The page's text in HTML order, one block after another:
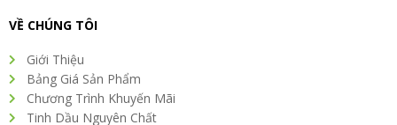
VỀ CHÚNG TÔI
Giới Thiệu
Bảng Giá Sản Phẩm
Chương Trình Khuyến Mãi
Tinh Dầu Nguyên Chất